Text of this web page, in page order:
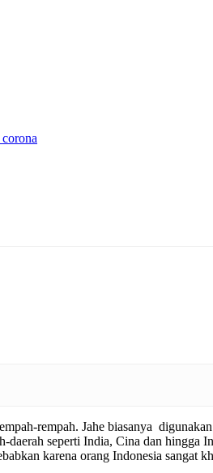
rempah. Jahe biasanya
seperti India, Cina dan hingga
karena orang Indonesia sangat